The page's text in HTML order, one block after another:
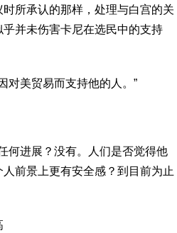
所承认的那样，处理与白宫的关
并未伤害卡尼在选民中的支持
对美贸易而支持他的人。”
何进展？没有。人们是否觉得他
前景上更有安全感？到目前为止